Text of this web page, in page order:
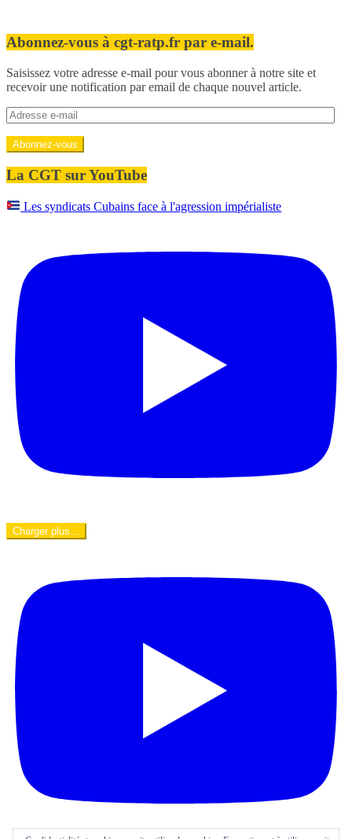
Abonnez-vous à cgt-ratp.fr par e-mail.
Saisissez votre adresse e-mail pour vous abonner à notre site et
recevoir une notification par email de chaque nouvel article.
Adresse
e-
mail
Abonnez-vous
La CGT sur YouTube
Les syndicats Cubains face à l'agression impérialiste
Charger plus…